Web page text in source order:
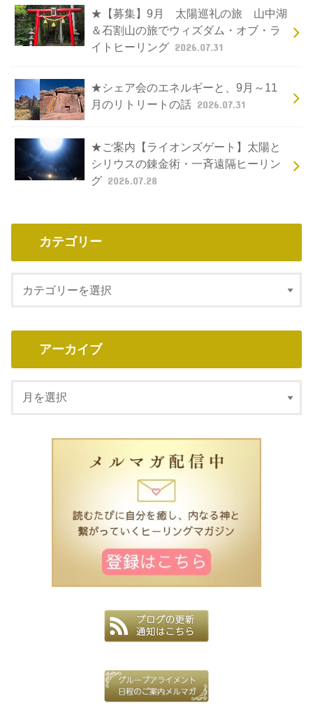
★【募集】9月 太陽巡礼の旅 山中湖
＆石割山の旅でウィズダム・オブ・ラ
イトヒーリング 2026.07.31
★シェア会のエネルギーと、9月～11
月のリトリートの話 2026.07.31
★ご案内【ライオンズゲート】太陽と
シリウスの錬金術・一斉遠隔ヒーリン
グ 2026.07.28
カテゴリー
アーカイブ